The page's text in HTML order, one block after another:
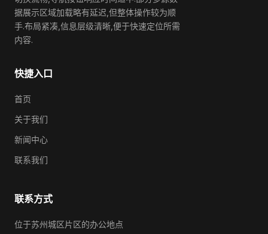
据展示区域加载略有延迟,但整体操作较为顺
手.布局紧凑,信息层级清晰,便于快速定位所需
内容.
快捷入口
首页
关于我们
新闻中心
联系我们
联系方式
位于苏州城区片区的办公地点